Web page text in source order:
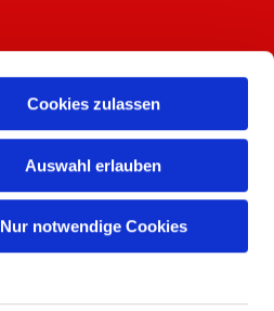
Cookies zulassen
Auswahl erlauben
Nur notwendige Cookies